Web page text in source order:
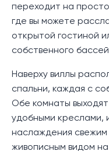
переходит на
где вы можете
открытой гостиной
собственного
Наверху виллы
спальни, каждая с
Обе комнаты
удобными креслами,
наслаждения свежим
живописным видом